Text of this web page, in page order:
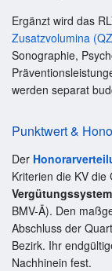
Ergänzt wird das
Zusatzvolumina
Sonographie,
werden separat
Punktwert &
Der
Kriterien die KV
BMV-Ä). Den
Abschluss der
Bezirk. Ihr
Nachhinein fest.